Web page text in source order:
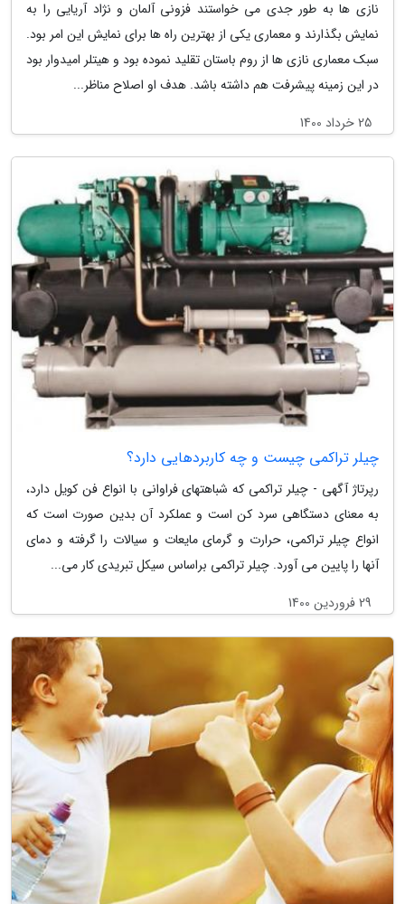
نازی ها به طور جدی می خواستند فزونی آلمان و نژاد آریایی را به
نمایش بگذارند و معماری یکی از بهترین راه ها برای نمایش این امر بود.
سبک معماری نازی ها از روم باستان تقلید نموده بود و هیتلر امیدوار بود
در این زمینه پیشرفت هم داشته باشد. هدف او اصلاح مناظر...
25 خرداد 1400
چیلر تراکمی چیست و چه کاربردهایی دارد؟
رپرتاژ آگهی - چیلر تراکمی که شباهتهای فراوانی با انواع فن کویل دارد،
به معنای دستگاهی سرد کن است و عملکرد آن بدین صورت است که
انواع چیلر تراکمی، حرارت و گرمای مایعات و سیالات را گرفته و دمای
آنها را پایین می آورد. چیلر تراکمی براساس سیکل تبریدی کار می...
29 فروردین 1400